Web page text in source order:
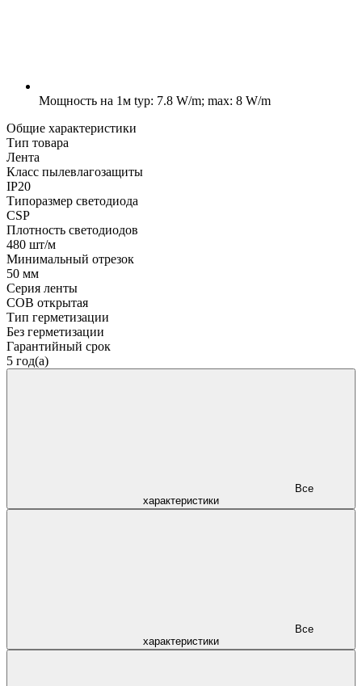
Мощность на 1м typ: 7.8 W/m; max: 8 W/m
Общие характеристики
Тип товара
Лента
Класс пылевлагозащиты
IP20
Типоразмер светодиода
CSP
Плотность светодиодов
480 шт/м
Минимальный отрезок
50 мм
Серия ленты
COB открытая
Тип герметизации
Без герметизации
Гарантийный срок
5 год(а)
характеристики
характеристики